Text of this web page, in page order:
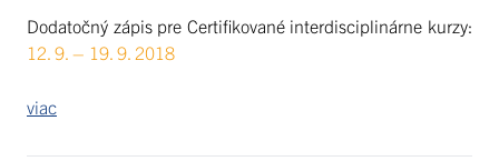
Dodatočný zápis pre Certifikované interdisciplinárne kurzy:
12. 9. – 19. 9. 2018
viac